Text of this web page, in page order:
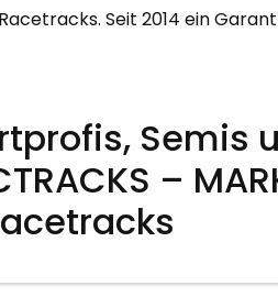
Seit 2014 ein
Semis
–